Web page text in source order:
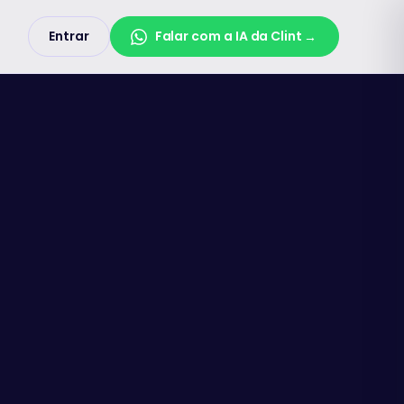
Entrar Falar com a IA da Clint →